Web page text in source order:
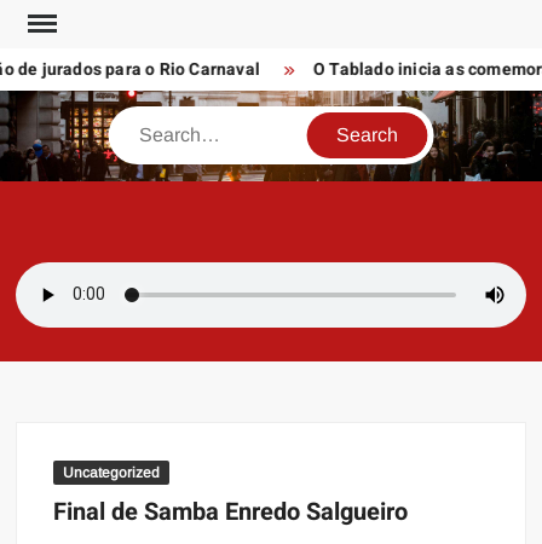
Skip
content
jurados para o Rio Carnaval O Tablado inicia as
Search
Uncategorized
Final de Samba Enredo Salgueiro